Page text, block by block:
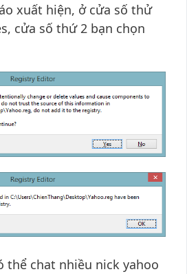
xuất hiện, ở cửa số thử
cửa số thứ 2 bạn chọn
thể chat nhiều nick yahoo